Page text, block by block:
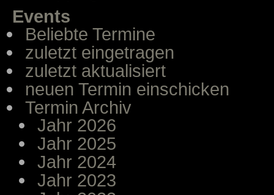
Events
Beliebte Termine
zuletzt eingetragen
zuletzt aktualisiert
neuen Termin einschicken
Termin Archiv
Jahr 2026
Jahr 2025
Jahr 2024
Jahr 2023